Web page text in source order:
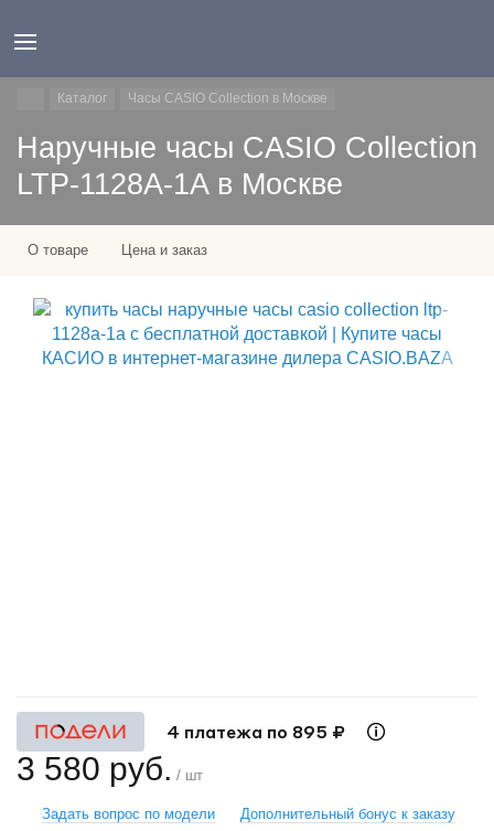
Каталог Часы CASIO Collection в Москве
Наручные часы CASIO Collection
LTP-1128A-1A в Москве
О товаре Цена и заказ
4 платежа по 895 ₽
3 580 руб. / шт
Задать вопрос по модели Дополнительный бонус к заказу